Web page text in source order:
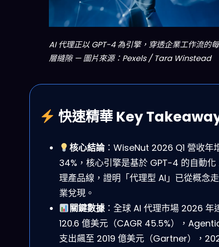
AI 代理正以 GPT-4 為引擎，穿透企業工作流的
層縫隙 — 圖片來源：Pexels / Tara Winstead
快速精華 Key
核心結論：WiseNut 2026 Q1 營收年
34%，核心引擎是基於 GPT-4 的自動化
理產品線，證明「代理型 AI」已從概念
業兌現。
關鍵數據：全球 AI 代理市場 2026 年
120.6 億美元（CAGR 45.5%），
支出飆至 2019 億美元（Gartner），